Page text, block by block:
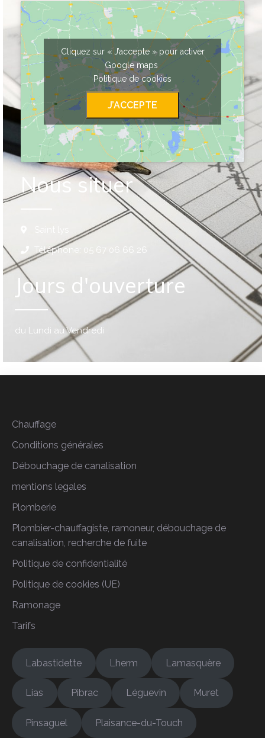
Cliquez sur « J’accepte » pour activer
Google maps
Politique de cookies
J’ACCEPTE
Nous situer
Téléphone: 05 67 06 66 26
Jours d'ouverture
du Lundi au Vendredi
Chauffage
Conditions générales
Débouchage de canalisation
mentions legales
Plomberie
Plombier-chauffagiste, ramoneur, débouchage de
canalisation, recherche de fuite
Politique de confidentialité
Politique de cookies (UE)
Ramonage
Tarifs
Labastidette Lherm Lamasquère
Lias Pibrac Léguevin Muret
Pinsaguel Plaisance-du-Touch